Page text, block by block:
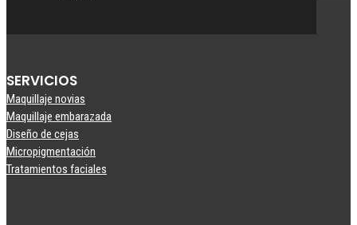
SERVICIOS
Maquillaje novias
Maquillaje embarazada
Diseño de cejas
Micropigmentación
Tratamientos faciales